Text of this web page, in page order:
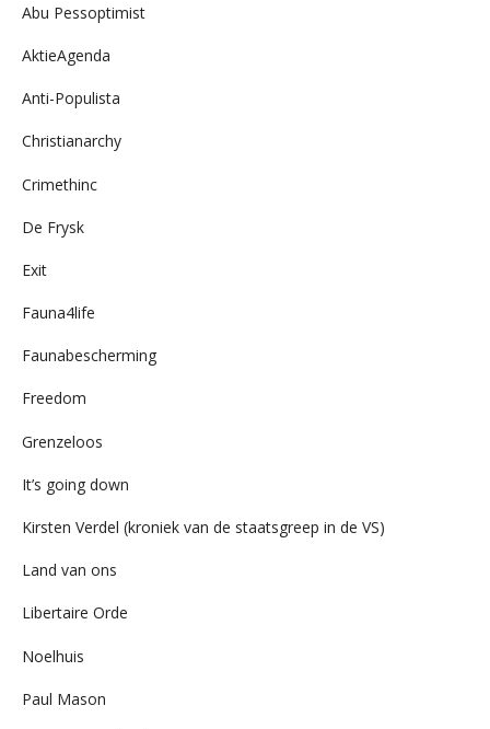
Abu Pessoptimist
AktieAgenda
Anti-Populista
Christianarchy
Crimethinc
De Frysk
Exit
Fauna4life
Faunabescherming
Freedom
Grenzeloos
It’s going down
Kirsten Verdel (kroniek van de staatsgreep in de VS)
Land van ons
Libertaire Orde
Noelhuis
Paul Mason